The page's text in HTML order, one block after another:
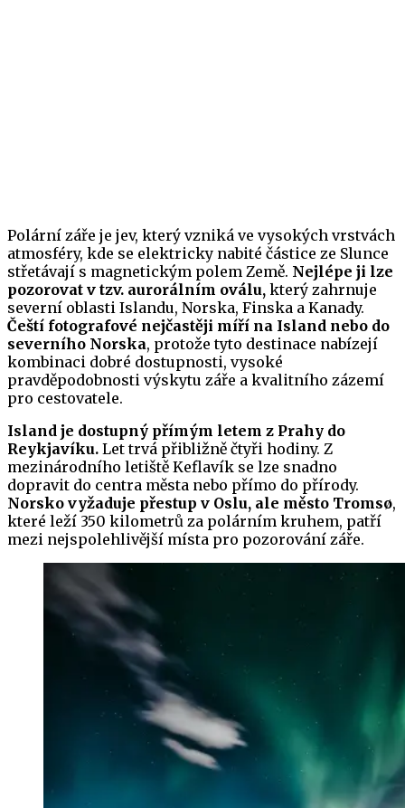
Polární záře je jev, který vzniká ve vysokých vrstvách
atmosféry, kde se elektricky nabité částice ze Slunce
střetávají s magnetickým polem Země. Nejlépe ji lze
pozorovat v tzv. aurorálním oválu, který zahrnuje
severní oblasti Islandu, Norska, Finska a Kanady.
Čeští fotografové nejčastěji míří na Island nebo do
severního Norska, protože tyto destinace nabízejí
kombinaci dobré dostupnosti, vysoké
pravděpodobnosti výskytu záře a kvalitního zázemí
pro cestovatele.
Island je dostupný přímým letem z Prahy do
Reykjavíku. Let trvá přibližně čtyři hodiny. Z
mezinárodního letiště Keflavík se lze snadno
dopravit do centra města nebo přímo do přírody.
Norsko vyžaduje přestup v Oslu, ale město Tromsø,
které leží 350 kilometrů za polárním kruhem, patří
mezi nejspolehlivější místa pro pozorování záře.